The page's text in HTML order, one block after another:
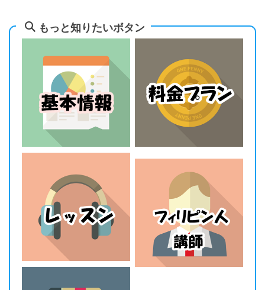
もっと知りたいボタン